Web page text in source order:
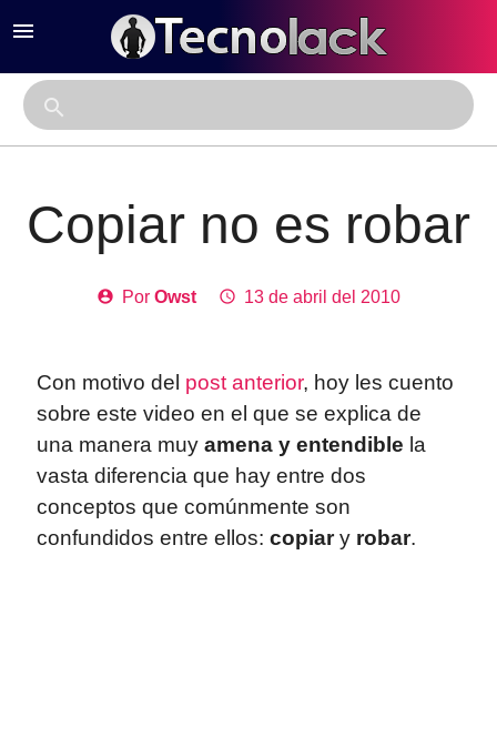
menu
search
Copiar no es robar
account_circle Por Owst access_time 13 de abril del 2010
Con motivo del post anterior, hoy les cuento
sobre este video en el que se explica de
una manera muy amena y entendible la
vasta diferencia que hay entre dos
conceptos que comúnmente son
confundidos entre ellos: copiary robar.